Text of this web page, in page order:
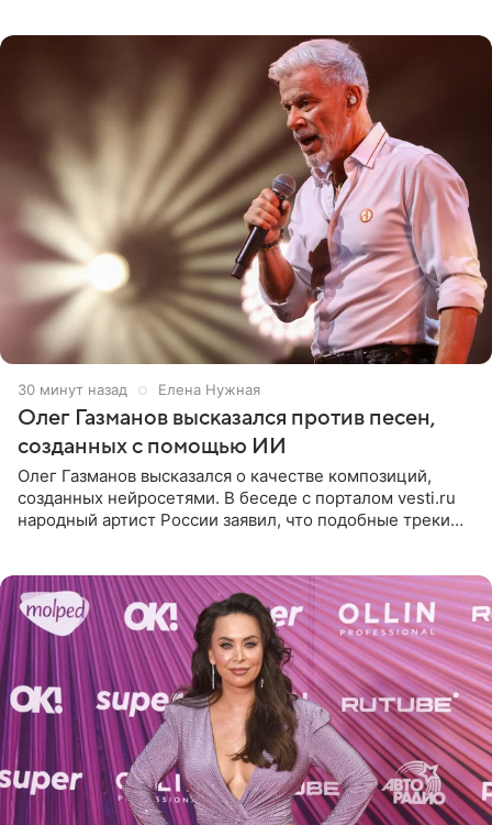
30 минут назад Елена Нужная
Олег Газманов высказался против песен,
созданных с помощью ИИ
Олег Газманов высказался о качестве композиций,
созданных нейросетями. В беседе с порталом vesti.ru
народный артист России заявил, что подобные треки